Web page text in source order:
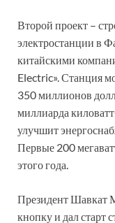
Второй проект –
электростанции в
китайскими
Electric». Станция
350 миллионов
миллиарда
улучшит
Первые 200
этого года.
Президент Шавкат
кнопку и дал старт